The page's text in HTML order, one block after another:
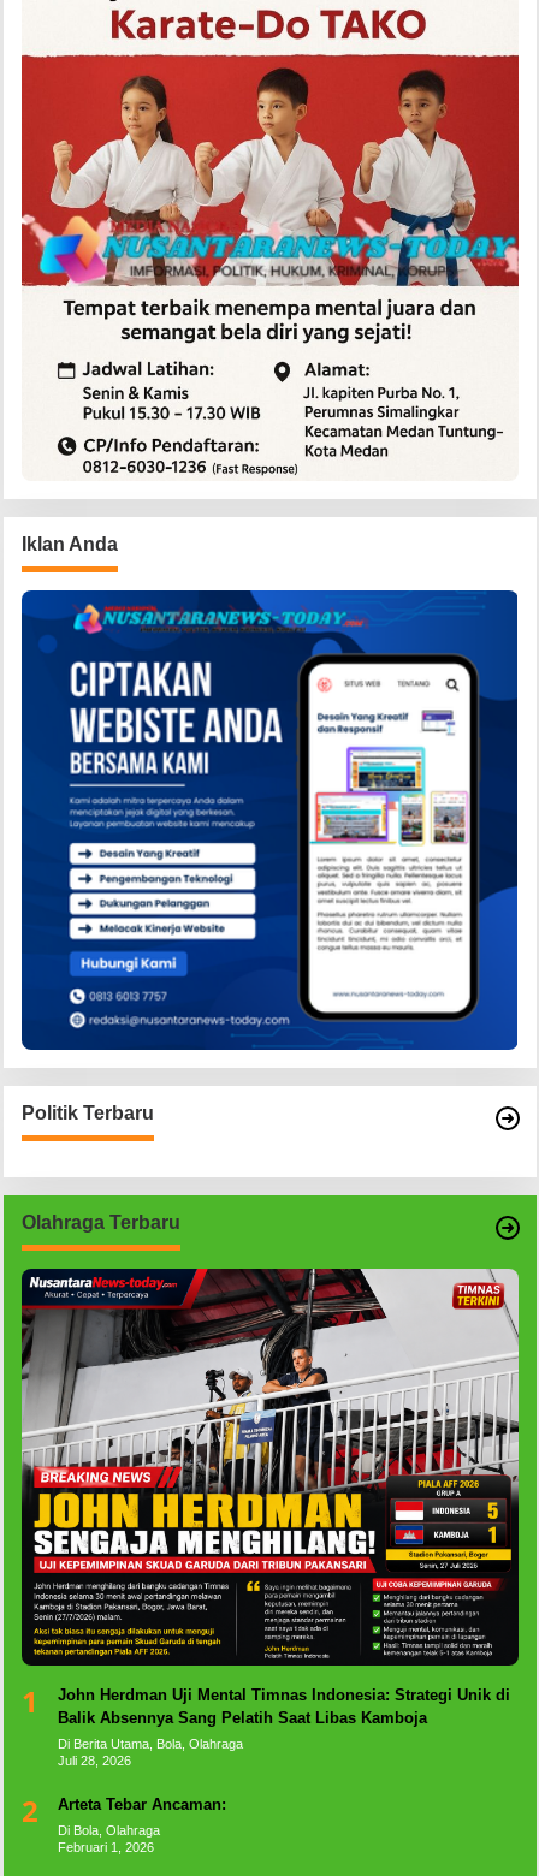
Iklan Anda
Politik Terbaru
Olahraga Terbaru
1
John Herdman Uji Mental Timnas Indonesia: Strategi Unik di
Balik Absennya Sang Pelatih Saat Libas Kamboja
Di Berita Utama, Bola, Olahraga
Juli 28, 2026
2 Arteta Tebar Ancaman:
Di Bola, Olahraga
Februari 1, 2026